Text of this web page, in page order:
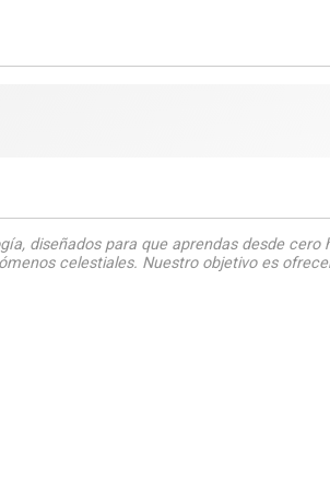
diseñados para que aprendas desde
celestiales. Nuestro objetivo es